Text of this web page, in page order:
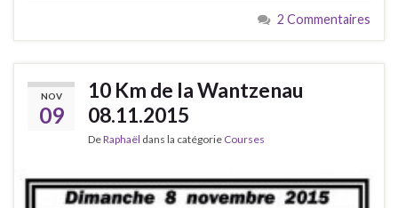
2 Commentaires
NOV
09
10 Km de la Wantzenau
08.11.2015
DeRaphaël dans la catégorie Courses